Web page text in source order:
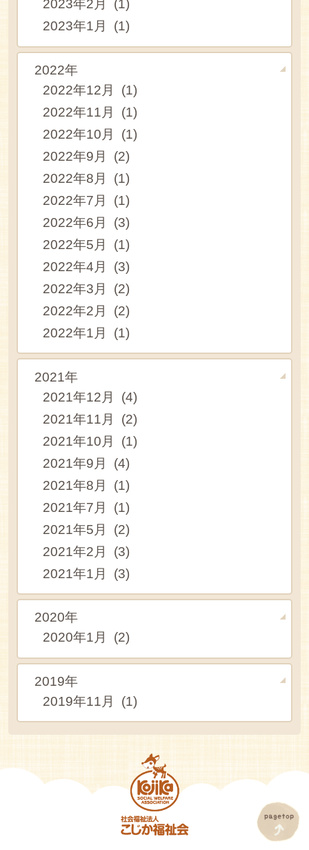
2023年2月 (1)
2023年1月 (1)
2022年
2022年12月 (1)
2022年11月 (1)
2022年10月 (1)
2022年9月 (2)
2022年8月 (1)
2022年7月 (1)
2022年6月 (3)
2022年5月 (1)
2022年4月 (3)
2022年3月 (2)
2022年2月 (2)
2022年1月 (1)
2021年
2021年12月 (4)
2021年11月 (2)
2021年10月 (1)
2021年9月 (4)
2021年8月 (1)
2021年7月 (1)
2021年5月 (2)
2021年2月 (3)
2021年1月 (3)
2020年
2020年1月 (2)
2019年
2019年11月 (1)